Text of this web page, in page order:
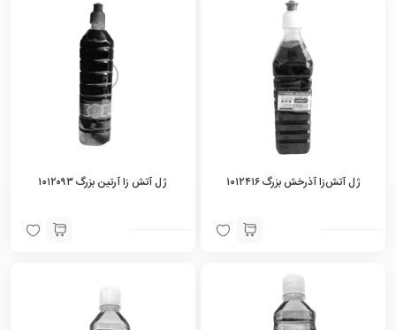
ژل آتش‌زا آذرخش بزرگ ۱۰۱۲۴۱۶ ژل آتش زا آرتین بزرگ ۱۰۱۲۰۹۳